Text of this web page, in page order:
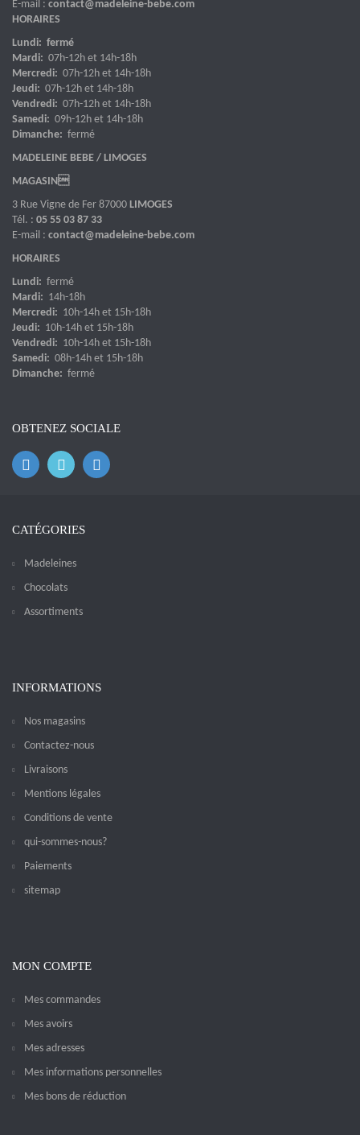
E-mail : contact@madeleine-bebe.com
HORAIRES
Lundi: fermé
Mardi: 07h-12h et 14h-18h
Mercredi: 07h-12h et 14h-18h
Jeudi: 07h-12h et 14h-18h
Vendredi: 07h-12h et 14h-18h
Samedi: 09h-12h et 14h-18h
Dimanche: fermé
MADELEINE BEBE / LIMOGES
MAGASIN
3 Rue Vigne de Fer 87000 LIMOGES
Tél. : 05 55 03 87 33
E-mail : contact@madeleine-bebe.com
HORAIRES
Lundi: fermé
Mardi: 14h-18h
Mercredi: 10h-14h et 15h-18h
Jeudi: 10h-14h et 15h-18h
Vendredi: 10h-14h et 15h-18h
Samedi: 08h-14h et 15h-18h
Dimanche: fermé
OBTENEZ SOCIALE
CATÉGORIES
Madeleines
Chocolats
Assortiments
INFORMATIONS
Nos magasins
Contactez-nous
Livraisons
Mentions légales
Conditions de vente
qui-sommes-nous?
Paiements
sitemap
MON COMPTE
Mes commandes
Mes avoirs
Mes adresses
Mes informations personnelles
Mes bons de réduction